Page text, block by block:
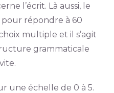
l’écrit. Là aussi, le
répondre à 60
multiple et il s’agit
grammaticale
une échelle de 0 à 5.